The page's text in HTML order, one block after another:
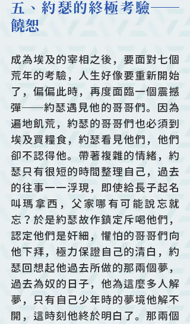
五、約瑟的終極考驗──
饒恕
成為埃及的宰相之後，要面對七個
荒年的考驗，人生好像要重新開始
了，偏偏此時，再度面臨一個震撼
彈──約瑟遇見他的哥哥們。因為
遍地飢荒，約瑟的哥哥們也必須到
埃及買糧食，約瑟看見他們，他們
卻不認得他。帶著複雜的情緒，約
瑟只有很短的時間整理自己，過去
的往事一一浮現，即使給長子起名
叫瑪拿西，父家哪有可能說忘就
忘？於是約瑟故作鎮定斥喝他們，
認定他們是奸細，懼怕的哥哥們向
他下拜，極力保證自己的清白，約
瑟回想起他過去所做的那兩個夢，
過去為奴的日子，他為這麼多人解
夢，只有自己少年時的夢境他解不
開，這時刻他終於明白了。那兩個